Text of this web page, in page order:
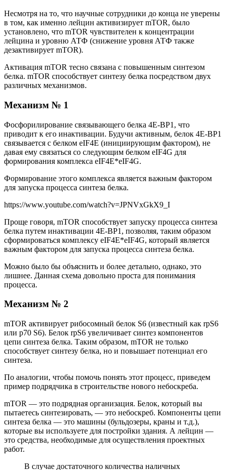
Несмотря на то, что научные сотрудники до конца не уверены
в том, как именно лейцин активизирует mTOR, было
установлено, что mTOR чувствителен к концентрации
лейцина и уровню АТФ (снижение уровня АТФ также
дезактивирует mTOR).
Активация mTOR тесно связана с повышенным синтезом
белка. mTOR способствует синтезу белка посредством двух
различных механизмов.
Механизм № 1
Фосфорилирование связывающего белка 4E-BP1, что
приводит к его инактивации. Будучи активным, белок 4E-BP1
связывается с белком eIF4E (инициирующим фактором), не
давая ему связаться со следующим белком eIF4G для
формирования комплекса eIF4E*eIF4G.
Формирование этого комплекса является важным фактором
для запуска процесса синтеза белка.
https://www.youtube.com/watch?v=JPNVxGkX9_I
Проще говоря, mTOR способствует запуску процесса синтеза
белка путем инактивации 4E-BP1, позволяя, таким образом
сформироваться комплексу eIF4E*eIF4G, который является
важным фактором для запуска процесса синтеза белка.
Можно было бы объяснить и более детально, однако, это
лишнее. Данная схема довольно проста для понимания
процесса.
Механизм № 2
mTOR активирует рибосомный белок S6 (известный как rpS6
или p70 S6). Белок rpS6 увеличивает синтез компонентов
цепи синтеза белка. Таким образом, mTOR не только
способствует синтезу белка, но и повышает потенциал его
синтеза.
По аналогии, чтобы помочь понять этот процесс, приведем
пример подрядчика в строительстве нового небоскреба.
mTOR — это подрядная организация. Белок, который вы
пытаетесь синтезировать, — это небоскреб. Компоненты цепи
синтеза белка — это машины (бульдозеры, краны и т.д.),
которые вы используете для постройки здания. А лейцин —
это средства, необходимые для осуществления проектных
работ.
В случае достаточного количества наличных